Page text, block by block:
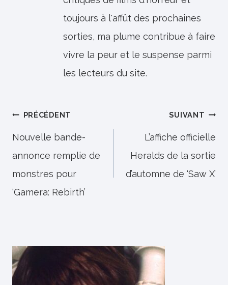
toujours à l'affût des prochaines
sorties, ma plume contribue à faire
vivre la peur et le suspense parmi
les lecteurs du site.
Navigation
de
l’article
PRÉCÉDENT
Nouvelle bande-
annonce remplie de
monstres pour
‘Gamera: Rebirth’
SUIVANT
L’affiche officielle
Heralds de la sortie
d’automne de ‘Saw X’